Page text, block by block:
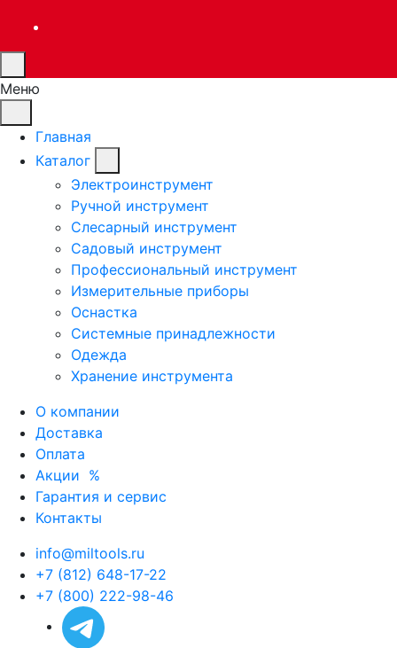
Меню
Главная
Каталог
Электроинструмент
Ручной инструмент
Слесарный инструмент
Садовый инструмент
Профессиональный инструмент
Измерительные приборы
Оснастка
Системные принадлежности
Одежда
Хранение инструмента
О компании
Доставка
Оплата
Акции %
Гарантия и сервис
Контакты
info@miltools.ru
+7 (812) 648-17-22
+7 (800) 222-98-46